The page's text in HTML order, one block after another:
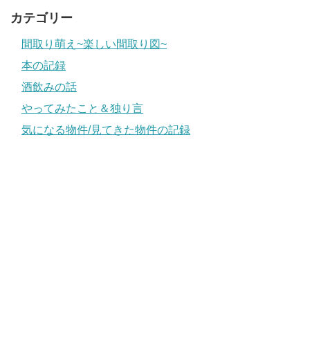
カテゴリー
間取り萌え~楽しい間取り図~
本の記録
酒飲みの話
やってみたこと＆独り言
気になる物件/見てきた物件の記録